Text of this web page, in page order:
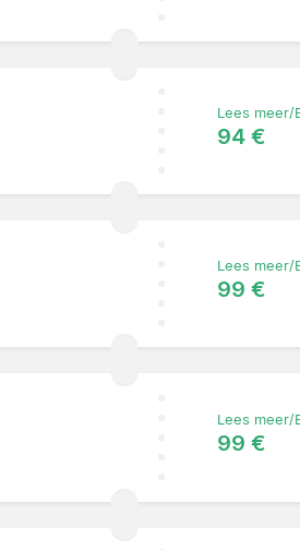
Lees meer/
94 €
Lees meer/
99 €
Lees meer/
99 €